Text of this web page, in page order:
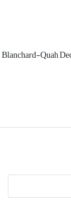
Blanchard-Quah